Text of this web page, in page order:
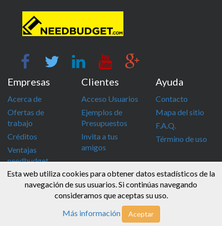
Esta web utiliza cookies para obtener datos estadísticos de la
navegación de sus usuarios. Si continúas navegando
consideramos que aceptas su uso.
Más información
Aceptar
Empresas
Acerca de
Ofertas de
trabajo
Créditos
Ventajas
needbudget
Clientes
Acceso Usuarios
Ejemplos de
Presupuestos
Invita a tus
amigos
Ayuda
Contacto
Mapa del sitio
F.A.Q.
Término de uso
info@needbudget.com
968 862 247
© Needbudget 2015 - 2026 . Todos los derechos reservados